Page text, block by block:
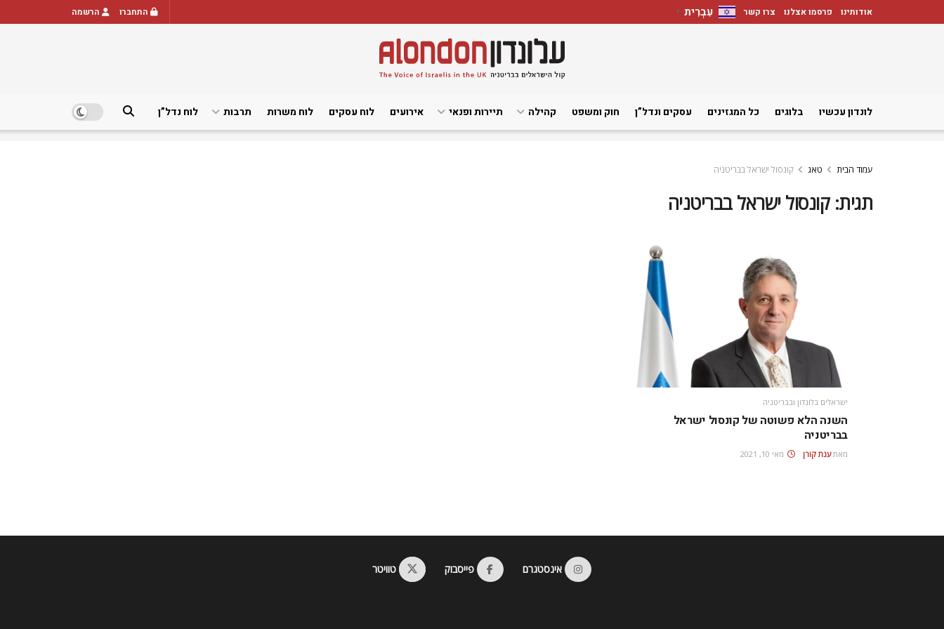
אודותינו פרסמו אצלנו צרו קשר עִבְרִית ▼ התחברו הרשמה
לונדון עכשיו בלוגים כל המגזינים עסקים ונדל”ן חוק ומשפט קהילה תיירות ופנאי אירועים לוח עסקים לוח משרות תרבות לוח נדל”ן
עמוד הבית טאג קונסול ישראל בבריטניה
תגית:קונסול ישראל בבריטניה
ישראלים בלונדון ובבריטניה
השנה הלא פשוטה של קונסול ישראל
בבריטניה
מאת ענת קורן מאי 10, 2021
אינסטגרם פייסבוק טוויטר